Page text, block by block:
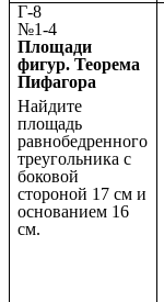
Г-8
№1-4
Площади
фигур. Теорема
Пифагора
Найдите
площадь
равнобедренного
треугольника с
боковой
стороной 17 см и
основанием 16
см.